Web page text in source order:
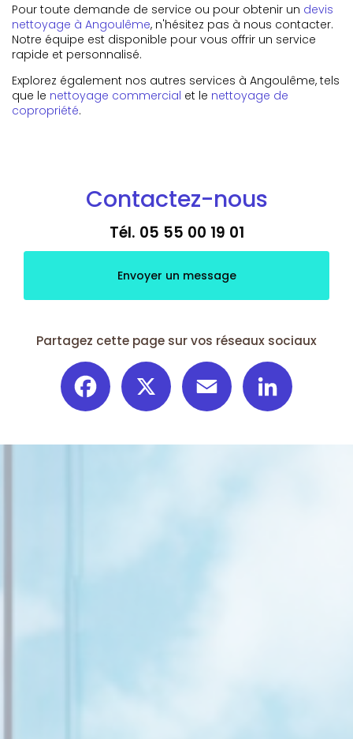
Pour toute demande de service ou pour obtenir un devis
nettoyage à Angoulême, n'hésitez pas à nous contacter.
Notre équipe est disponible pour vous offrir un service
rapide et personnalisé.
Explorez également nos autres services à Angoulême, tels
que le nettoyage commercial et le nettoyage de
copropriété.
Contactez-nous
Tél. 05 55 00 19 01
Envoyer un message
Partagez cette page sur vos réseaux sociaux
Facebook Email